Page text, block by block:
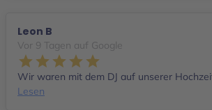
Leon B
Vor 9 Tagen auf Google
Wir waren mit dem DJ auf unserer
Lesen